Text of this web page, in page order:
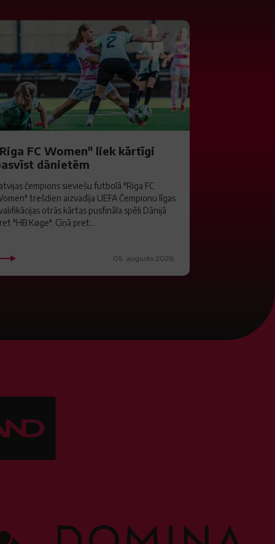
FC Women" liek kārtīgi
dānietēm
čempions sieviešu futbolā "Riga FC
trešdien aizvadīja UEFA Čempionu līgas
otrās kārtas pusfināla spēli Dānijā
"HB Køge". Cīņā pret...
05. augusts 2026.